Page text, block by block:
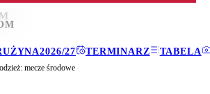
2026/27 TERMINARZ TABELA
mecze środowe